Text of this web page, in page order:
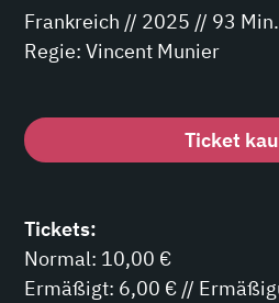
Frankreich // 2025 // 93
Regie: Vincent Munier
Ticket
Tickets:
Normal: 10,00 €
Ermäßigt: 6,00 € //